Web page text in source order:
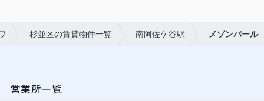
杉並区の賃貸物件一覧 南阿佐ケ谷駅 メゾンパール
営業所一覧